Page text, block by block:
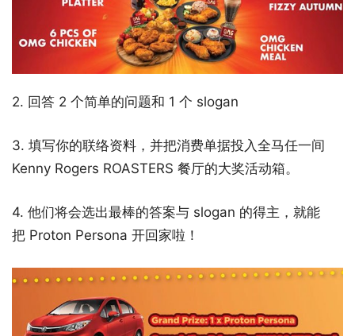
2. 回答 2 个简单的问题和 1 个 slogan
3. 填写你的联络资料，并把消费单据投入全马任一间
Kenny Rogers ROASTERS 餐厅的大奖活动箱。
4. 他们将会选出最棒的答案与 slogan 的得主，就能
把 Proton Persona 开回家啦！